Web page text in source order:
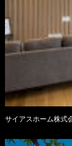
サイアスホーム株